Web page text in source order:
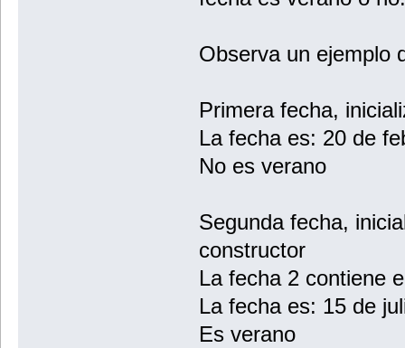
Observa un ejemplo
Primera fecha,
La fecha es: 20 de
No es verano
Segunda fecha,
constructor
La fecha 2 contiene
La fecha es: 15 de
Es verano